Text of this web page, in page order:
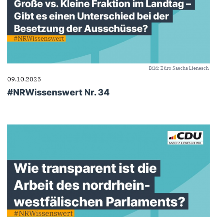
Bild: Büro Sascha Lienesch
09.10.2025
#NRWissenswert Nr. 34